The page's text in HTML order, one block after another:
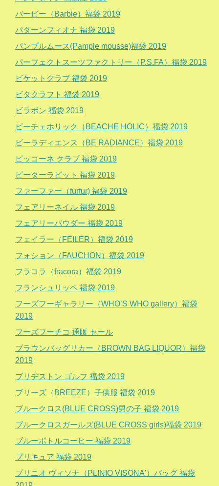
バービー（Barbie）福袋 2019
パターンフィオナ 福袋 2019
パンプルムース(Pample mousse)福袋 2019
パーフェクトスーツファクトリー（P.S.FA）福袋 2019
ビケットクラブ 福袋 2019
ビタクラフト 福袋 2019
ビラボン 福袋 2019
ビーチェホリック（BEACHE HOLIC）福袋 2019
ビーラディエンス（BE RADIANCE）福袋 2019
ピッコーネ クラブ 福袋 2019
ピーターラビット 福袋 2019
ファーファー（furfur) 福袋 2019
フェアリーネイル 福袋 2019
フェアリーパウダー 福袋 2019
フェイラー（FEILER）福袋 2019
フォション（FAUCHON）福袋 2019
フラコラ（fracora）福袋 2019
フランシュリッペ 福袋 2019
フーズフーギャラリー（WHO’S WHO gallery）福袋
2019
フーズフーチコ 通販 セール
ブラウンバッグリカー（BROWN BAG LIQUOR）福袋
2019
ブリヂストン ゴルフ 福袋 2019
ブリーズ（BREEZE）子供服 福袋 2019
ブルークロス(BLUE CROSS)男の子 福袋 2019
ブルークロスガールズ(BLUE CROSS girls)福袋 2019
ブルーボトルコーヒー 福袋 2019
プリキュア 福袋 2019
プリニオ ヴィソナ（PLINIO VISONA'）バッグ 福袋